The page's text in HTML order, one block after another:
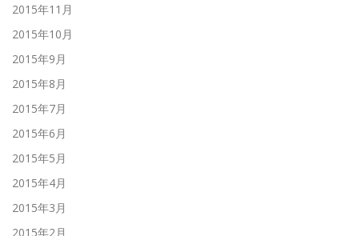
2015年11月
2015年10月
2015年9月
2015年8月
2015年7月
2015年6月
2015年5月
2015年4月
2015年3月
2015年2月